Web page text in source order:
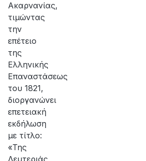
Ακαρνανίας,
τιμώντας
την
επέτειο
της
Ελληνικής
Επαναστάσεως
του 1821,
διοργανώνει
επετειακή
εκδήλωση
με τίτλο:
«Της
Λευτεριάς